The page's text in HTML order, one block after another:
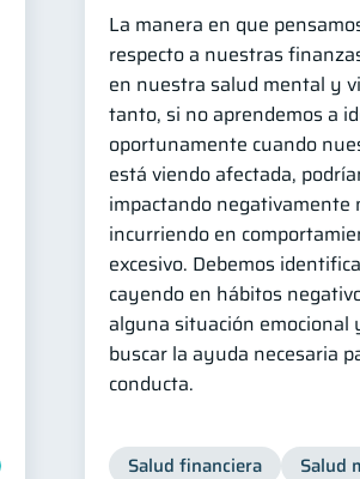
La manera en que
respecto a nuestras
en nuestra salud mental y
tanto, si no aprendemos a
oportunamente cuando
está viendo afectada,
impactando negativamente
incurriendo en
excesivo. Debemos
cayendo en hábitos
alguna situación emocional
buscar la ayuda necesaria
conducta.
Salud financiera Salud